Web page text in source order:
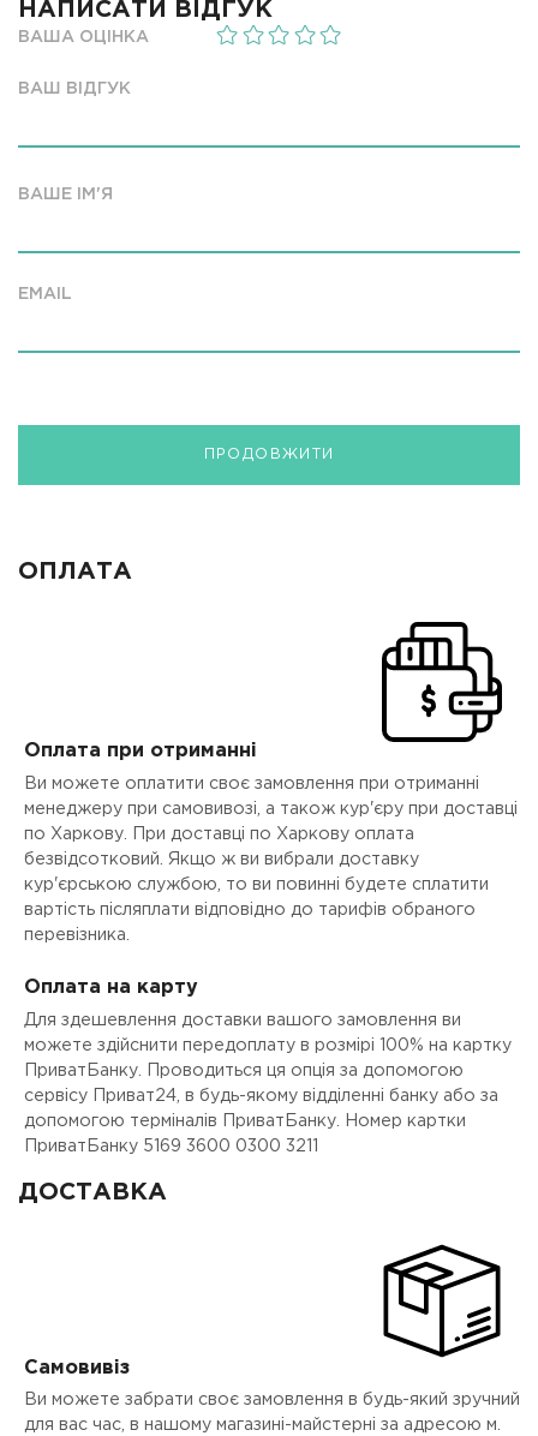
НАПИСАТИ ВІДГУК
ВАША ОЦІНКА
ВАШ ВІДГУК
ВАШЕ ІМ'Я
EMAIL
ПРОДОВЖИТИ
ОПЛАТА
Оплата при отриманні
Ви можете оплатити своє замовлення при отриманні
менеджеру при самовивозі, а також кур'єру при доставці
по Харкову. При доставці по Харкову оплата
безвідсотковий. Якщо ж ви вибрали доставку
кур'єрською службою, то ви повинні будете сплатити
вартість післяплати відповідно до тарифів обраного
перевізника.
Оплата на карту
Для здешевлення доставки вашого замовлення ви
можете здійснити передоплату в розмірі 100% на картку
ПриватБанку. Проводиться ця опція за допомогою
сервісу Приват24, в будь-якому відділенні банку або за
допомогою терміналів ПриватБанку. Номер картки
ПриватБанку 5169 3600 0300 3211
ДОСТАВКА
Самовивіз
Ви можете забрати своє замовлення в будь-який зручний
для вас час, в нашому магазині-майстерні за адресою м.